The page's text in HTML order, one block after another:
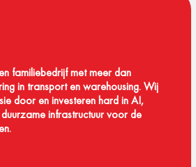
familiebedrijf met meer dan
in transport en warehousing. Wij
door en investeren hard in AI,
infrastructuur voor de